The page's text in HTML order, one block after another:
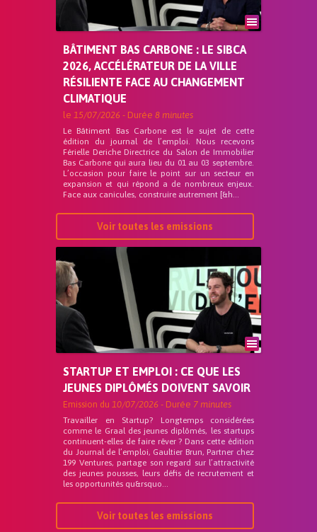
BÂTIMENT BAS CARBONE : LE SIBCA
2026, ACCÉLÉRATEUR DE LA VILLE
RÉSILIENTE FACE AU CHANGEMENT
CLIMATIQUE
le 15/07/2026 - Durée 8 minutes
Le Bâtiment Bas Carbone est le sujet de cette
édition du journal de l’emploi. Nous recevons
Férielle Deriche Directrice du Salon de Immobilier
Bas Carbone qui aura lieu du 01 au 03 septembre.
L’occasion pour faire le point sur un secteur en
expansion et qui répond a de nombreux enjeux.
Face aux canicules, construire autrement [&h...
Voir toutes les emissions
STARTUP ET EMPLOI : CE QUE LES
JEUNES DIPLÔMÉS DOIVENT SAVOIR
Emission du 10/07/2026 - Durée 7 minutes
Travailler en Startup? Longtemps considérées
comme le Graal des jeunes diplômés, les startups
continuent-elles de faire rêver ? Dans cette édition
du Journal de l’emploi, Gaultier Brun, Partner chez
199 Ventures, partage son regard sur l’attractivité
des jeunes pousses, leurs défis de recrutement et
les opportunités qu&rsquo...
Voir toutes les emissions